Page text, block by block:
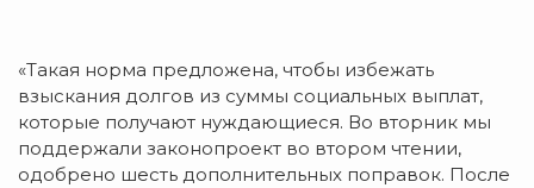
«Такая норма предложена, чтобы избежать
взыскания долгов из суммы социальных выплат,
которые получают нуждающиеся. Во вторник мы
поддержали законопроект во втором чтении,
одобрено шесть дополнительных поправок. После